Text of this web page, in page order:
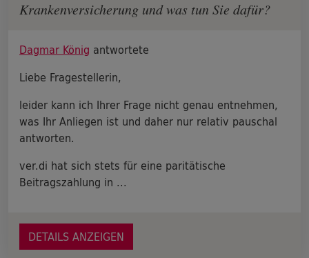
Krankenversicherung und was tun Sie dafür?
Dagmar König antwortete
Liebe Fragestellerin,
leider kann ich Ihrer Frage nicht genau entnehmen,
was Ihr Anliegen ist und daher nur relativ pauschal
antworten.
ver.di hat sich stets für eine paritätische
Beitragszahlung in ...
DETAILS ANZEIGEN